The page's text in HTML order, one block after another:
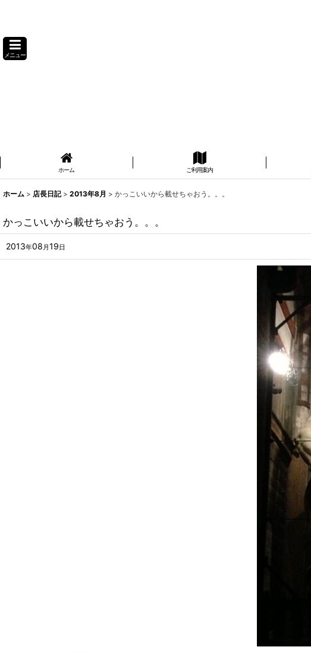
メニュー
ホーム ご利用案内
ホーム > 店長日記 > 2013年8月 > かっこいいから載せちゃおう。。。
かっこいいから載せちゃおう。。。
2013年08 月 19 日